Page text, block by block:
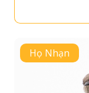
Họ Nhạn